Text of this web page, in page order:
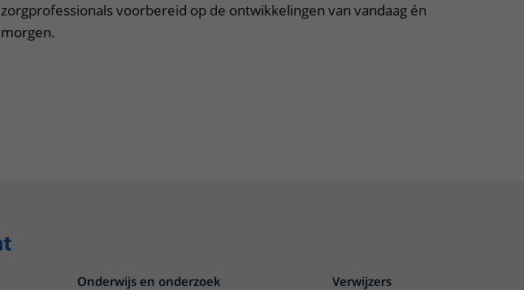
zorgprofessionals voorbereid op de ontwikkelingen van vandaag én
morgen.
Onderwijs en onderzoek
Verwijzers